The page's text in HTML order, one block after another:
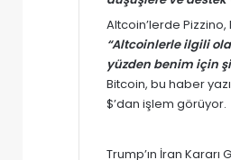
Altcoin’lerde Pizzino,
“Altcoinlerle ilgili
yüzden benim için
Bitcoin, bu haber
$’dan işlem görüyor.
Trump’ın İran